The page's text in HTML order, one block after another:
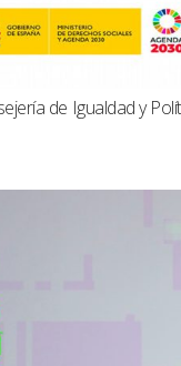
de Igualdad y